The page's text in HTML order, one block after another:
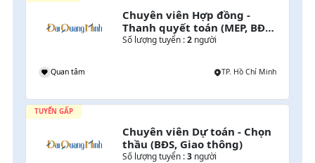
Chuyên viên Hợp đồng -
Thanh quyết toán (MEP, BĐS,
Giao thông)
Số lượng tuyển :2người
Quan tâm TP. Hồ Chí Minh
Chuyên viên Dự toán - Chọn
thầu (BĐS, Giao thông)
Số lượng tuyển :3người
TUYỂN GẤP